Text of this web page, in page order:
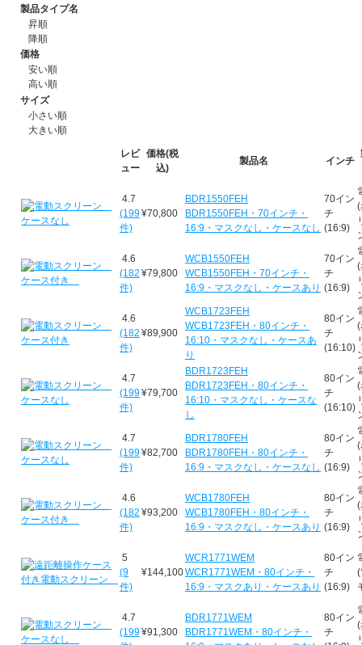
製品タイプ名
昇順
降順
価格
安い順
高い順
サイズ
小さい順
大きい順
レビ
ュー
価格(税
込)
製品名 インチ
4.7
(199
件)
¥70,800
BDR1550FEH
BDR1550FEH・70インチ・
16:9・マスクなし・ケースなし
70イン
チ
(16:9)
(
4.6
(182
件)
¥79,800
WCB1550FEH
WCB1550FEH・70インチ・
16:9・マスクなし・ケースあり
70イン
チ
(16:9)
(
4.6
(182
件)
¥89,900
WCB1723FEH
WCB1723FEH・80インチ・
16:10・マスクなし・ケースあ
り
80イン
チ
(16:10)
(
4.7
(199
件)
¥79,700
BDR1723FEH
BDR1723FEH・80インチ・
16:10・マスクなし・ケースな
し
80イン
チ
(16:10)
(
4.7
(199
件)
¥82,700
BDR1780FEH
BDR1780FEH・80インチ・
16:9・マスクなし・ケースなし
80イン
チ
(16:9)
(
4.6
(182
件)
¥93,200
WCB1780FEH
WCB1780FEH・80インチ・
16:9・マスクなし・ケースあり
80イン
チ
(16:9)
(
5
(9
件)
¥144,100
WCR1771WEM
WCR1771WEM・80インチ・
16:9・マスクあり・ケースあり
80イン
チ
(16:9)
(
4.7
(199¥91,300
BDR1771WEM
BDR1771WEM・80インチ・
80イン
チ
(